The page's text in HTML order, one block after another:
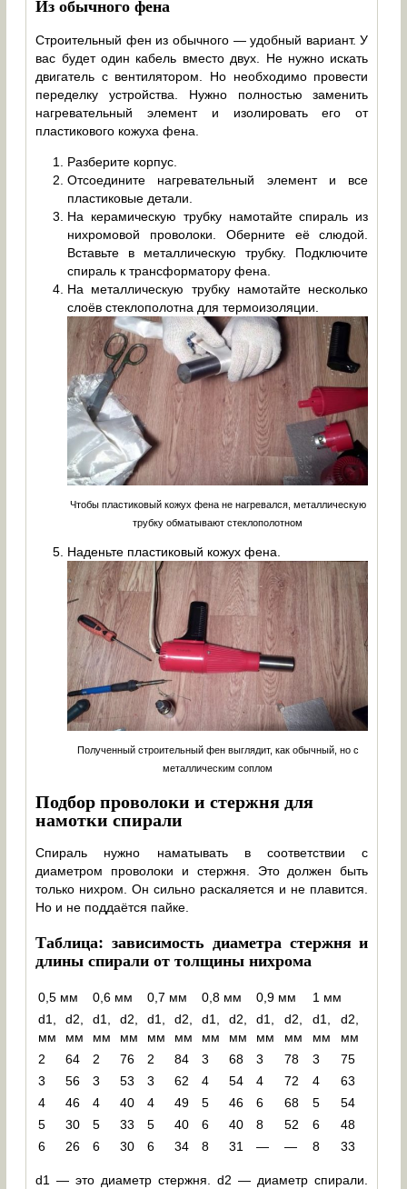
Из обычного фена
Строительный фен из обычного — удобный вариант. У
вас будет один кабель вместо двух. Не нужно искать
двигатель с вентилятором. Но необходимо провести
переделку устройства. Нужно полностью заменить
нагревательный элемент и изолировать его от
пластикового кожуха фена.
Разберите корпус.
Отсоедините нагревательный элемент и все
пластиковые детали.
На керамическую трубку намотайте спираль из
нихромовой проволоки. Оберните её слюдой.
Вставьте в металлическую трубку. Подключите
спираль к трансформатору фена.
На металлическую трубку намотайте несколько
слоёв стеклополотна для термоизоляции.
Чтобы пластиковый кожух фена не нагревался, металлическую
трубку обматывают стеклополотном
Наденьте пластиковый кожух фена.
Полученный строительный фен выглядит, как обычный, но с
металлическим соплом
Подбор проволоки и стержня для
намотки спирали
Спираль нужно наматывать в соответствии с
диаметром проволоки и стержня. Это должен быть
только нихром. Он сильно раскаляется и не плавится.
Но и не поддаётся пайке.
Таблица: зависимость диаметра стержня и
длины спирали от толщины нихрома
0,5 мм 0,6 мм 0,7 мм 0,8 мм 0,9 мм
1 мм
d1,
мм
d2,
мм
d1,
мм
d2,
мм
d1,
мм
d2,
мм
d1,
мм
d2,
мм
d1,
мм
d2,
мм
d1,
мм
d2,
мм
2
64 2 76 2 84 3 68 3 78 3
75
3
56 3 53 3 62 4 54 4 72 4
63
4
46 4 40 4 49 5 46 6 68 5
54
5
30 5 33 5 40 6 40 8 52 6
48
6
26 6 30 6 34 8 31 — — 8 33
d1 — это диаметр стержня. d2 — диаметр спирали.